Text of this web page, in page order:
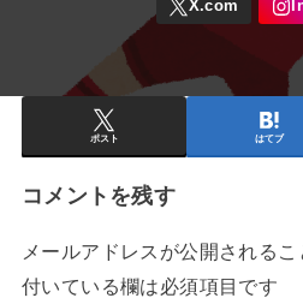
ポスト はてブ
コメントを残す
メールアドレスが公開されるこ
付いている欄は必須項目です